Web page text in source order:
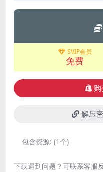
SVIP会员
免费
解压
包含资源: (1个)
下载遇到问题？可联系客服